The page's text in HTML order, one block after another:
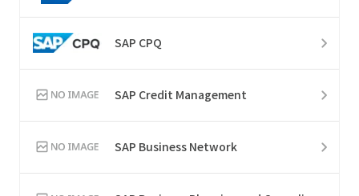
SAP CPQ
SAP Credit Management
SAP Business Network